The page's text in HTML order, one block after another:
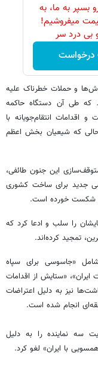
بسپر به ما، به
میفروشیم!
بی درد سر
درخواست
و حملات خطرناک علیه
که طی آن دستگاه حاکمه
انتقام‌جویانه با
که شیعیان بخش اعظم
این جنون طائفی،
جدید برای ساخت کشوری
و شکست خورده است.
۶۹ نفر و خانواده‌هایشان را سلب و ادعا کرد که
تمجید کرده‌اند.
«جاسوسی برای سپاه
ایران»، «ستایش از اقدامات
نیز به دلیل اعتراضات
انجام شده است.
سه نماینده را به دلیل
با ایران» لغو کرد.